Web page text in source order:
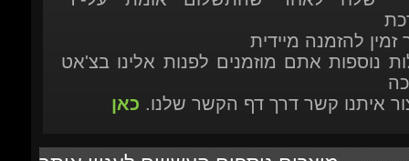
מוצרים נוספים העשויים לעניין אותך